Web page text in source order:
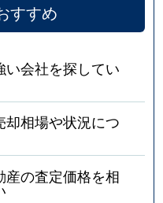
すすめ
い会社を探してい
相場や状況につ
の査定価格を相